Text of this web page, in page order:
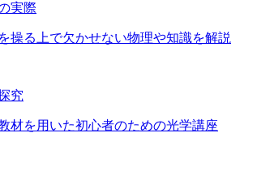
実際
操る上で欠かせない物理や知識を解説
究
材を用いた初心者のための光学講座